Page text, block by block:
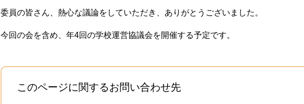
委員の皆さん、熱心な議論をしていただき、ありがとうございました。
今回の会を含め、年4回の学校運営協議会を開催する予定です。
このページに関するお問い合わせ先